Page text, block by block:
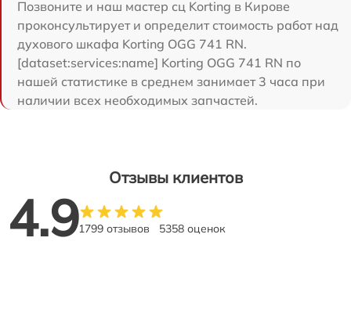
Позвоните и наш мастер сц Korting в Кирове
проконсультирует и определит стоимость работ над
духового шкафа Korting OGG 741 RN.
[dataset:services:name] Korting OGG 741 RN по
нашей статистике в среднем занимает 3 часа при
наличии всех необходимых запчастей.
Отзывы клиентов
4.91799 отзывов 5358 оценок